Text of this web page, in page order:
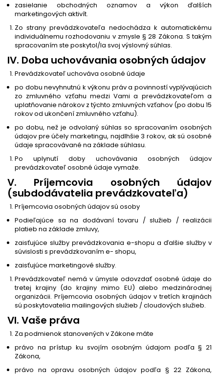
zasielanie obchodných oznamov a výkon ďalších
marketingových aktivít.
Zo strany prevádzkovateľa nedochádza k automatickému
individuálnemu rozhodovaniu v zmysle § 28 Zákona. S takým
spracovaním ste poskytol/la svoj výslovný súhlas.
IV. Doba uchovávania osobných údajov
Prevádzkovateľ uchováva osobné údaje
po dobu nevyhnutnú k výkonu práv a povinností vyplývajúcich
zo zmluvného vzťahu medzi Vami a prevádzkovateľom a
uplatňovanie nárokov z týchto zmluvných vzťahov (po dobu 15
rokov od ukončení zmluvného vzťahu).
po dobu, než je odvolaný súhlas so spracovaním osobných
údajov pre účely marketingu, najdlhšie 3 rokov, ak sú osobné
údaje spracovávané na základe súhlasu.
Po uplynutí doby uchovávania osobných údajov
prevádzkovateľ osobné údaje vymaže.
V. Príjemcovia osobných údajov
(subdodávatelia prevádzkovateľa)
Príjemcovia osobných údajov sú osoby
Podieľajúce sa na dodávaní tovaru / služieb / realizácii
platieb na základe zmluvy,
zaisťujúce služby prevádzkovania e-shopu a ďalšie služby v
súvislosti s prevádzkovaním e- shopu,
zaisťujúce marketingové služby.
Prevádzkovateľ nemá v úmysle odovzdať osobné údaje do
tretej krajiny (do krajiny mimo EU) alebo medzinárodnej
organizácii. Príjemcovia osobných údajov v tretích krajinách
sú poskytovatelia mailingových služieb / cloudových služieb.
VI. Vaše práva
Za podmienok stanovených v Zákone máte
právo na prístup ku svojím osobným údajom podľa § 21
Zákona,
právo na opravu osobných údajov podľa § 22 Zákona,